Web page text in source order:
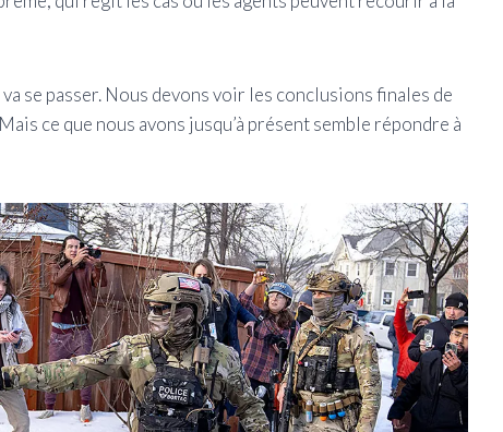
va se passer. Nous devons voir les conclusions finales de
ce que nous avons jusqu’à présent semble répondre à